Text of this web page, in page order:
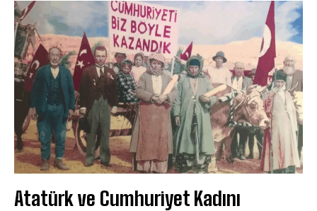
Atatürk ve Cumhuriyet Kadını